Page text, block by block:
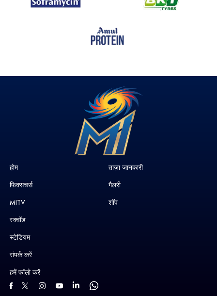
होम
फिक्सचर्स
MITV
स्क्वॉड
ताज़ा जानकारी
गैलरी
शॉप
स्टेडियम
संपर्क करें
हमें फॉलो करें